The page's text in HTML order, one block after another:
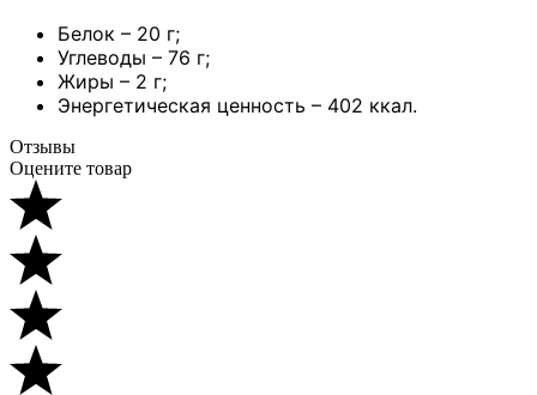
Белок – 20 г;
Углеводы – 76 г;
Жиры – 2 г;
Энергетическая ценность – 402 ккал.
Отзывы
Оцените товар